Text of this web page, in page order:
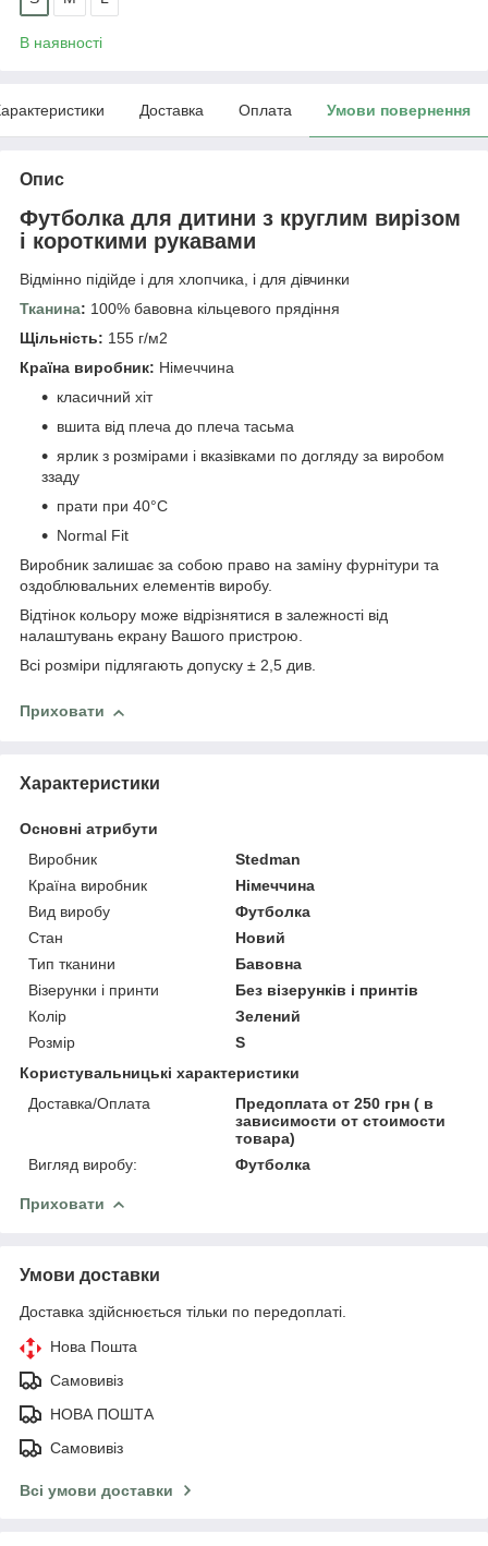
В наявності
Доставка Оплата Умови повернення
Опис
Футболка для дитини з круглим вирізом
і короткими рукавами
Відмінно підійде і для хлопчика, і для дівчинки
Тканина: 100% бавовна кільцевого прядіння
Щільність: 155 г/м2
Країна виробник: Німеччина
класичний хіт
вшита від плеча до плеча тасьма
ярлик з розмірами і вказівками по догляду за виробом
ззаду
прати при 40°C
Normal Fit
Виробник залишає за собою право на заміну фурнітури та
оздоблювальних елементів виробу.
Відтінок кольору може відрізнятися в залежності від
налаштувань екрану Вашого пристрою.
Всі розміри підлягають допуску ± 2,5 див.
Приховати
Характеристики
Основні атрибути
Виробник
Stedman
Країна виробник
Німеччина
Вид виробу
Футболка
Стан
Новий
Тип тканини
Бавовна
Візерунки і принти
Без візерунків і принтів
Колір
Зелений
Розмір
S
Користувальницькі характеристики
Доставка/Оплата
Предоплата от 250 грн ( в
зависимости от стоимости
товара)
Вигляд виробу:
Футболка
Приховати
Умови доставки
Доставка здійснюється тільки по передоплаті.
Нова Пошта
Самовивіз
НОВА ПОШТА
Самовивіз
Всі умови доставки